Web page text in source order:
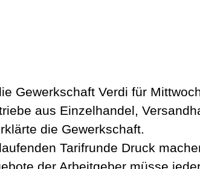
Gewerkschaft Verdi für
aus Einzelhandel,
die Gewerkschaft.
Tarifrunde Druck